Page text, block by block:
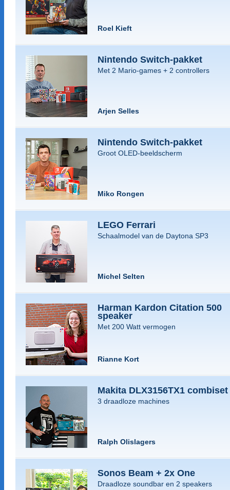
Roel Kieft
Nintendo Switch-pakket
Met 2 Mario-games + 2 controllers
Arjen Selles
Nintendo Switch-pakket
Groot OLED-beeldscherm
Miko Rongen
LEGO Ferrari
Schaalmodel van de Daytona SP3
Michel Selten
Harman Kardon Citation 500
speaker
Met 200 Watt vermogen
Rianne Kort
Makita DLX3156TX1 combiset
3 draadloze machines
Ralph Olislagers
Sonos Beam + 2x One
Draadloze soundbar en 2 speakers